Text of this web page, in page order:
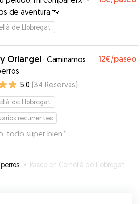
de aventura 🐾
de Llobregat
Oriangel · Caminamos
12€/paseo
5.0 (34 Reservas)
de Llobregat
recurrentes
todo super bien.”
» Paseo en Cornellà de Llobregat